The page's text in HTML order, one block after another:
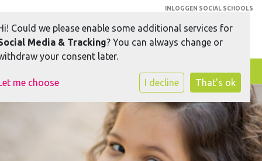
INLOGGEN SOCIAL SCHOOLS
Could we please enable some additional services for
Media & Tracking? You can always change or
your consent later.
me choose I decline That's ok